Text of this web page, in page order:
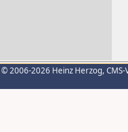
© 2006-2026 Heinz Herzog,